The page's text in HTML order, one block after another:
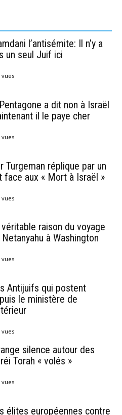
l’antisémite: Il n’y a
un seul Juif ici
vues
a dit non à Israël
il le paye cher
vues
Turgeman réplique par un
face aux « Mort à Israël »
vues
véritable raison du voyage
à Washington
vues
Antijuifs qui postent
le ministère de
vues
silence autour des
Torah « volés »
vues
élites européennes contre